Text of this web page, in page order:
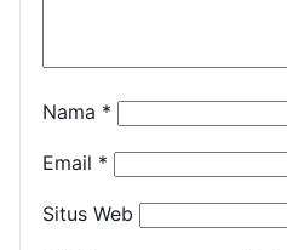
Nama *
Email *
Situs Web